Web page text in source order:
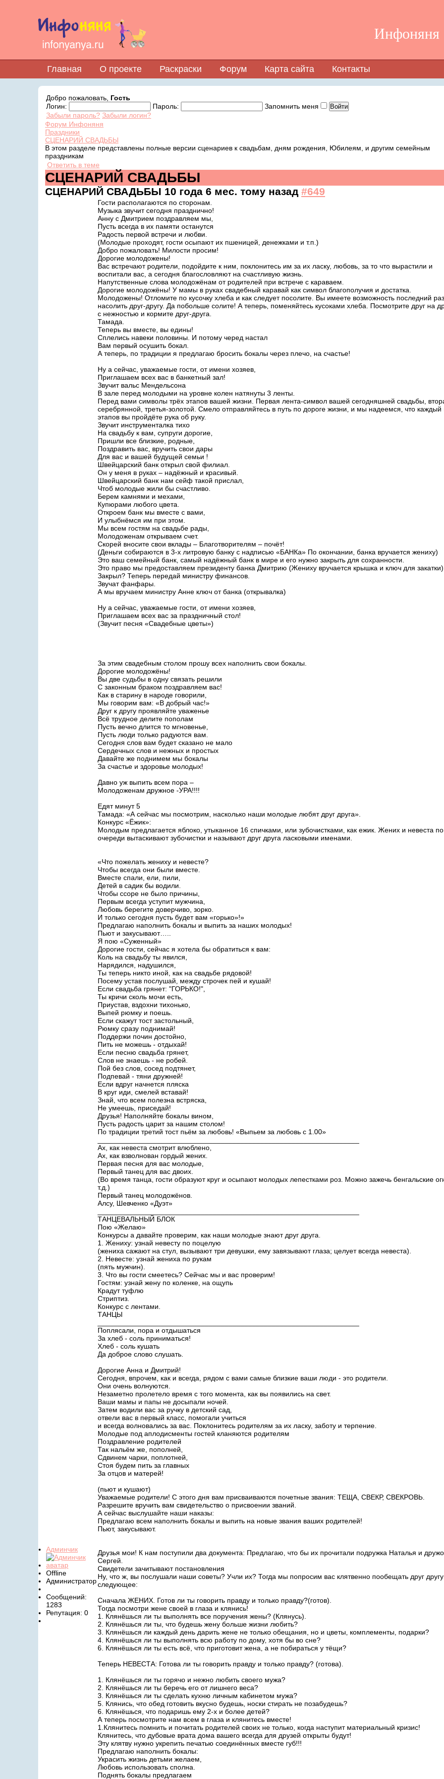
Инфоняня
Главная О проекте Раскраски Форум Карта сайта Контакты
Добро пожаловать, Гость
Логин:
Пароль:
Запомнить меня
Забыли пароль? Забыли логин?
Форум Инфоняня
Праздники
СЦЕНАРИЙ СВАДЬБЫ
В этом разделе представлены полные версии сценариев к свадьбам, дням рождения, Юбилеям, и другим семейным
праздникам
Ответить в теме
СЦЕНАРИЙ СВАДЬБЫ
СЦЕНАРИЙ СВАДЬБЫ 10 года 6 мес. тому назад #649
Админчик
Offline
Администратор
Сообщений:
1283
Репутация: 0
Гости располагаются по сторонам.
Музыка звучит сегодня празднично!
Анну с Дмитрием поздравляем мы,
Пусть всегда в их памяти останутся
Радость первой встречи и любви.
(Молодые проходят, гости осыпают их пшеницей, денежками и т.п.)
Добро пожаловать! Милости просим!
Дорогие молодожены!
Вас встречают родители, подойдите к ним, поклонитесь им за их ласку, любовь, за то что вырастили и
воспитали вас, а сегодня благословляют на счастливую жизнь.
Напутственные слова молодожёнам от родителей при встрече с караваем.
Дорогие молодожёны! У мамы в руках свадебный каравай как символ благополучия и достатка.
Молодожены! Отломите по кусочку хлеба и как следует посолите. Вы имеете возможность последний раз
насолить друг-другу. Да побольше солите! А теперь, поменяйтесь кусоками хлеба. Посмотрите друг на
с нежностью и кормите друг-друга.
Тамада.
Теперь вы вместе, вы едины!
Сплелись навеки половины. И потому черед настал
Вам первый осушить бокал.
А теперь, по традиции я предлагаю бросить бокалы через плечо, на счастье!
Ну а сейчас, уважаемые гости, от имени хозяев,
Приглашаем всех вас в банкетный зал!
Звучит вальс Мендельсона
В зале перед молодыми на уровне колен натянуты 3 ленты.
Перед вами символы трёх этапов вашей жизни. Первая лента-символ вашей сегодняшней свадьбы,
серебрянной, третья-золотой. Смело отправляйтесь в путь по дороге жизни, и мы надеемся, что каждый
этапов вы пройдёте рука об руку.
Звучит инструменталка тихо
На свадьбу к вам, супруги дорогие,
Пришли все близкие, родные,
Поздравить вас, вручить свои дары
Для вас и вашей будущей семьи !
Швейцарский банк открыл свой филиал.
Он у меня в руках – надёжный и красивый.
Швейцарский банк нам сейф такой прислал,
Чтоб молодые жили бы счастливо.
Берем камнями и мехами,
Купюрами любого цвета.
Откроем банк мы вместе с вами,
И улыбнёмся им при этом.
Мы всем гостям на свадьбе рады,
Молодоженам открываем счет.
Скорей вносите свои вклады – Благотворителям – почёт!
(Деньги собираются в 3-х литровую банку с надписью «БАНКа» По окончании, банка вручается жениху)
Это ваш семейный банк, самый надёжный банк в мире и его нужно закрыть для сохранности.
Это право мы предоставляем президенту банка Дмитрию (Жениху вручается крышка и ключ для закатки)
Закрыл? Теперь передай министру финансов.
Звучат фанфары.
А мы вручаем министру Анне ключ от банка (открывалка)
Ну а сейчас, уважаемые гости, от имени хозяев,
Приглашаем всех вас за праздничный стол!
(Звучит песня «Свадебные цветы»)
За этим свадебным столом прошу всех наполнить свои бокалы.
Дорогие молодожёны!
Вы две судьбы в одну связать решили
С законным браком поздравляем вас!
Как в старину в народе говорили,
Мы говорим вам: «В добрый час!»
Друг к другу проявляйте уваженье
Всё трудное делите пополам
Пусть вечно длится то мгновенье,
Пусть люди только радуются вам.
Сегодня слов вам будет сказано не мало
Сердечных слов и нежных и простых
Давайте же поднимем мы бокалы
За счастье и здоровье молодых!
Давно уж выпить всем пора –
Молодоженам дружное -УРА!!!!
Едят минут 5
Тамада: «А сейчас мы посмотрим, насколько наши молодые любят друг друга».
Конкурс «Ёжик»:
Молодым предлагается яблоко, утыканное 16 спичками, или зубочистками, как ежик. Жених и невеста по
очереди вытаскивают зубочистки и называют друг друга ласковыми именами.
«Что пожелать жениху и невесте?
Чтобы всегда они были вместе.
Вместе спали, ели, пили,
Детей в садик бы водили.
Чтобы ссоре не было причины,
Первым всегда уступит мужчина,
Любовь берегите доверчиво, зорко.
И только сегодня пусть будет вам «горько»!»
Предлагаю наполнить бокалы и выпить за наших молодых!
Пьют и закусывают…..
Я пою «Суженный»
Дорогие гости, сейчас я хотела бы обратиться к вам:
Коль на свадьбу ты явился,
Нарядился, надушился,
Ты теперь никто иной, как на свадьбе рядовой!
Посему устав послушай, между строчек пей и кушай!
Если свадьба грянет: "ГОРЬКО!",
Ты кричи сколь мочи есть,
Приустав, вздохни тихонько,
Выпей рюмку и поешь.
Если скажут тост застольный,
Рюмку сразу поднимай!
Поддержи почин достойно,
Пить не можешь - отдыхай!
Если песню свадьба грянет,
Слов не знаешь - не робей.
Пой без слов, сосед подтянет,
Подпевай - тяни дружней!
Если вдруг начнется пляска
В круг иди, смелей вставай!
Знай, что всем полезна встряска,
Не умеешь, приседай!
Друзья! Наполняйте бокалы вином,
Пусть радость царит за нашим столом!
По традиции третий тост пьём за любовь! «Выпьем за любовь с 1.00»
Ах, как невеста смотрит влюблено,
Ах, как взволнован гордый жених.
Первая песня для вас молодые,
Первый танец для вас двоих.
(Во время танца, гости образуют круг и осыпают молодых лепестками роз. Можно зажечь бенгальские
т.д.)
Первый танец молодожёнов.
Алсу, Шевченко «Дуэт»
ТАНЦЕВАЛЬНЫЙ БЛОК
Пою «Желаю»
Конкурсы а давайте проверим, как наши молодые знают друг друга.
1. Жениху: узнай невесту по поцелую
(жениха сажают на стул, вызывают три девушки, ему завязывают глаза; целует всегда невеста).
2. Невесте: узнай жениха по рукам
(пять мужчин).
3. Что вы гости смеетесь? Сейчас мы и вас проверим!
Гостям: узнай жену по коленке, на ощупь
Крадут туфлю
Стриптиз.
Конкурс с лентами.
ТАНЦЫ
Поплясали, пора и отдышаться
За хлеб - соль приниматься!
Хлеб - соль кушать
Да доброе слово слушать.
Дорогие Анна и Дмитрий!
Сегодня, впрочем, как и всегда, рядом с вами самые близкие ваши люди - это родители.
Они очень волнуются.
Незаметно пролетело время с того момента, как вы появились на свет.
Ваши мамы и папы не досыпали ночей.
Затем водили вас за ручку в детский сад,
отвели вас в первый класс, помогали учиться
и всегда волновались за вас. Поклонитесь родителям за их ласку, заботу и терпение.
Молодые под аплодисменты гостей кланяются родителям
Поздравление родителей
Так нальём же, пополней,
Сдвинем чарки, поплотней,
Стоя будем пить за главных
За отцов и матерей!
(пьют и кушают)
Уважаемые родители! С этого дня вам присваиваются почетные звания: ТЕЩА, СВЕКР, СВЕКРОВЬ.
Разрешите вручить вам свидетельство о присвоении званий.
А сейчас выслушайте наши наказы:
Предлагаю всем наполнить бокалы и выпить на новые звания ваших родителей!
Пьют, закусывают.
Друзья мои! К нам поступили два документа: Предлагаю, что бы их прочитали подружка Наталья и
Сергей.
Свидетели зачитывают постановления
Ну, что ж, вы послушали наши советы? Учли их? Тогда мы попросим вас клятвенно пообещать друг другу
следующее:
Сначала ЖЕНИХ. Готов ли ты говорить правду и только правду?(готов).
Тогда посмотри жене своей в глаза и клянись!
1. Клянёшься ли ты выполнять все поручения жены? (Клянусь).
2. Клянёшься ли ты, что будешь жену больше жизни любить?
3. Клянёшься ли каждый день дарить жене не только обещания, но и цветы, комплементы, подарки?
4. Клянёшься ли ты выполнять всю работу по дому, хотя бы во сне?
6. Клянёшься ли ты есть всё, что приготовит жена, а не побираться у тёщи?
Теперь НЕВЕСТА: Готова ли ты говорить правду и только правду? (готова).
1. Клянёшься ли ты горячо и нежно любить своего мужа?
2. Клянёшься ли ты беречь его от лишнего веса?
3. Клянёшься ли ты сделать кухню личным кабинетом мужа?
5. Клянись, что обед готовить вкусно будешь, носки стирать не позабудешь?
6. Клянёшься, что подаришь ему 2-х и более детей?
А теперь посмотрите нам всем в глаза и клянитесь вместе!
1.Клянитесь помнить и почитать родителей своих не только, когда наступит материальный кризис!
Клянитесь, что дубовые врата дома вашего всегда для друзей открыты будут!
Эту клятву нужно укрепить печатью соединённых вместе губ!!!
Предлагаю наполнить бокалы:
Украсить жизнь детьми желаем,
Любовь использовать сполна.
Поднять бокалы предлагаем